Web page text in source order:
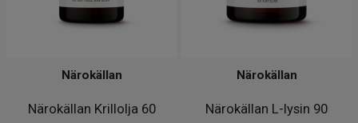
Närokällan Krillolja 60
Närokällan
Närokällan L-lysin 90
Närokällan